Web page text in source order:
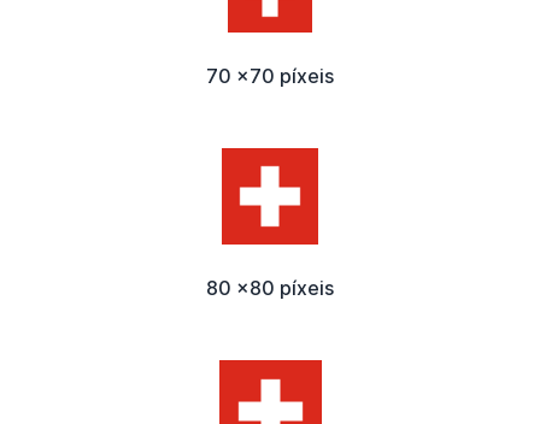
70 x70 píxeis
80 x80 píxeis